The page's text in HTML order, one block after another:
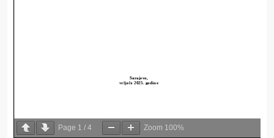
Page 1 / 4 Zoom 100%